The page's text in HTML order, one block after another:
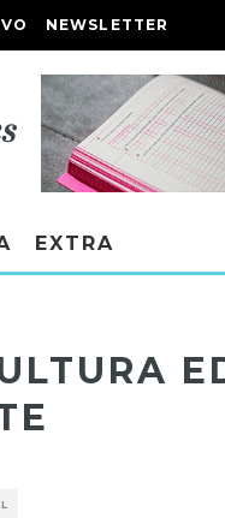
NEWSLETTER
EXTRA